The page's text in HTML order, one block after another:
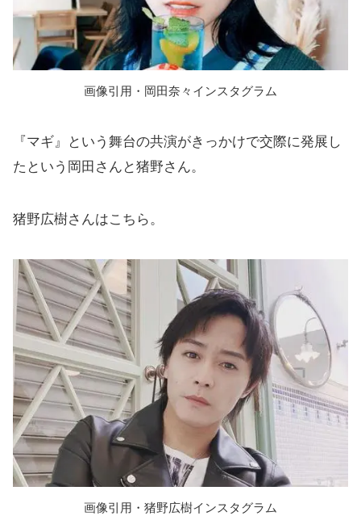
画像引用・岡田奈々インスタグラム
『マギ』という舞台の共演がきっかけで交際に発展し
たという岡田さんと猪野さん。
猪野広樹さんはこちら。
画像引用・猪野広樹インスタグラム